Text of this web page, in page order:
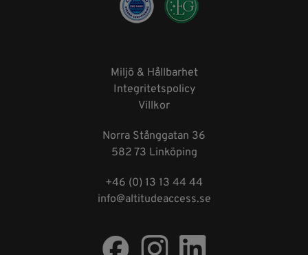
Miljö & Hållbarhet
Integritetspolicy
Villkor
Norra Stånggatan 36
582 73 Linköping
+46 (0) 13 13 44 44
info@altitudeaccess.se